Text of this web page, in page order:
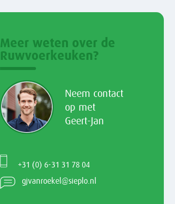
Meer weten over de
Ruwvoerkeuken?
Neem contact
op met
Geert-Jan
+31 (0) 6-31 31 78 04
gjvanroekel@sieplo.nl